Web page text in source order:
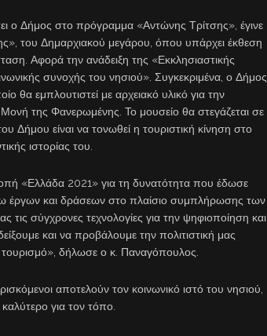
ο Δήμος στο πρόγραμμα «Αντώνης Τρίτσης», έγινε
του Δημαρχιακού μεγάρου, όπου υπάρχει έκθεση
Αφορά την ανάδειξη της «Εκκλησιαστικής
συνοχής του νησιού». Συγκεκριμένα, ο Δήμος
θα εμπλουτιστεί με αρχειακό υλικό για την
Μονή της Φανερωμένης. Το μουσείο θα στεγάζεται σε
Δήμου είναι να τονωθεί η τουριστική κίνηση στο
ιστορίας του.
«Ελλάδα 2021» για τη δυνατότητα που έδωσε
έργων και δράσεων στο πλαίσιο συμπλήρωσης των
σύγχρονες τεχνολογίες για την ψηφιοποίηση και
και να προβάλουμε την πολιτιστική μας
τουρισμό», δήλωσε ο κ. Παναγόπουλος.
αποτελούν τον κοινωνικό ιστό του νησιού,
καλύτερο για τον τόπο.